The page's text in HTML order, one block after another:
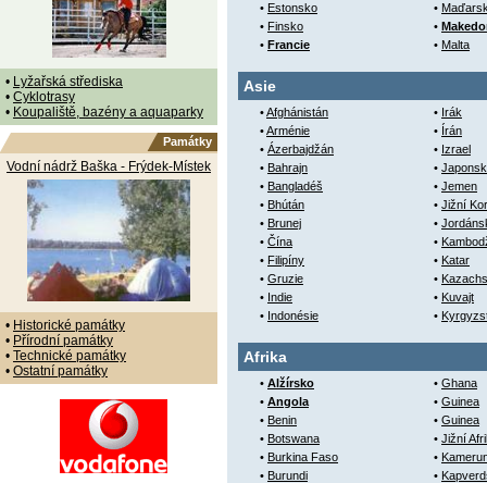
• Lyžařská střediska
• Cyklotrasy
• Koupaliště, bazény a aquaparky
Památky
Vodní nádrž Baška - Frýdek-Místek
• Historické památky
• Přírodní památky
• Technické památky
• Ostatní památky
• Estonsko
• Finsko
• Francie
•
•
• Malta
Asie
•Afghánistán
•Arménie
• Ázerbajdžán
• Bahrajn
• Bangladéš
• Bhútán
• Brunej
• Čína
• Filipíny
• Gruzie
• Indie
• Indonésie
• Irák
• Írán
• Izrael
•
• Jemen
• Jižní
•
•
• Katar
•
• Kuvajt
•
Afrika
• Alžírsko
• Angola
• Benin
• Botswana
• Burkina Faso
• Burundi
• Ghana
• Guinea
• Guinea
• Jižní
•
•